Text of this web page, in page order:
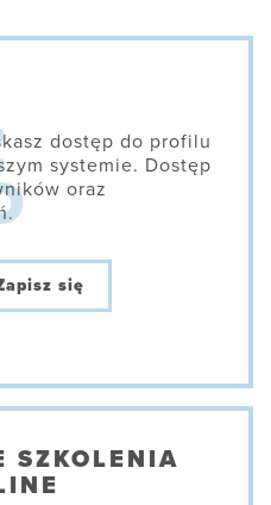
dostęp do profilu
systemie. Dostęp
oraz
się
SZKOLENIA